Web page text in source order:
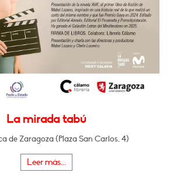
La mirada tabú
de Zaragoza (Plaza San Carlos, 4)
Leer más...